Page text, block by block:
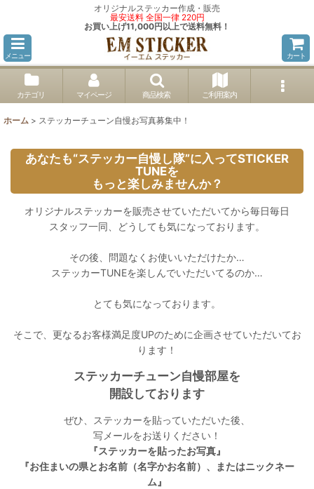
オリジナルステッカー作成・販売
最安送料 全国一律 220円
お買い上げ11,000円以上で送料無料！
メニュー カート
カテゴリ マイページ 商品検索 ご利用案内
ホーム > ステッカーチューン自慢お写真募集中！
あなたも“ステッカー自慢し隊”に入ってSTICKER
TUNEを
もっと楽しみませんか？
オリジナルステッカーを販売させていただいてから毎日毎日
スタッフ一同、どうしても気になっております。
その後、問題なくお使いいただけたか…
ステッカーTUNEを楽しんでいただいてるのか…
とても気になっております。
そこで、更なるお客様満足度UPのために企画させていただいてお
ります！
ステッカーチューン自慢部屋を
開設しております
ぜひ、ステッカーを貼っていただいた後、
写メールをお送りください！
『ステッカーを貼ったお写真』
『お住まいの県とお名前（名字かお名前）、またはニックネー
ム』